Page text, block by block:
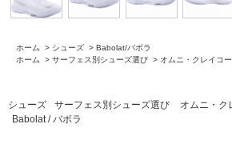
ホーム > シューズ > Babolat/バボラ
ホーム
> サーフェス別シューズ選び > オムニ・クレイコ
シューズ サーフェス別シューズ選び
オムニ・ク
Babolat / バボラ